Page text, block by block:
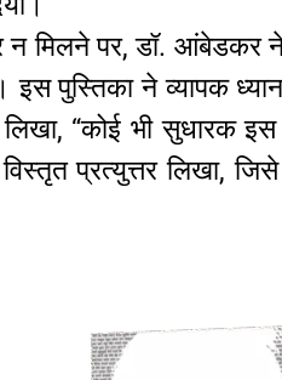
न मिलने पर, डॉ. आंबेडकर
पुस्तिका ने व्यापक ध्यान
“कोई भी सुधारक
प्रत्युत्तर लिखा,